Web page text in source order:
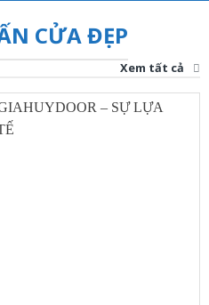
CỬA ĐẸP
Xem tất cả